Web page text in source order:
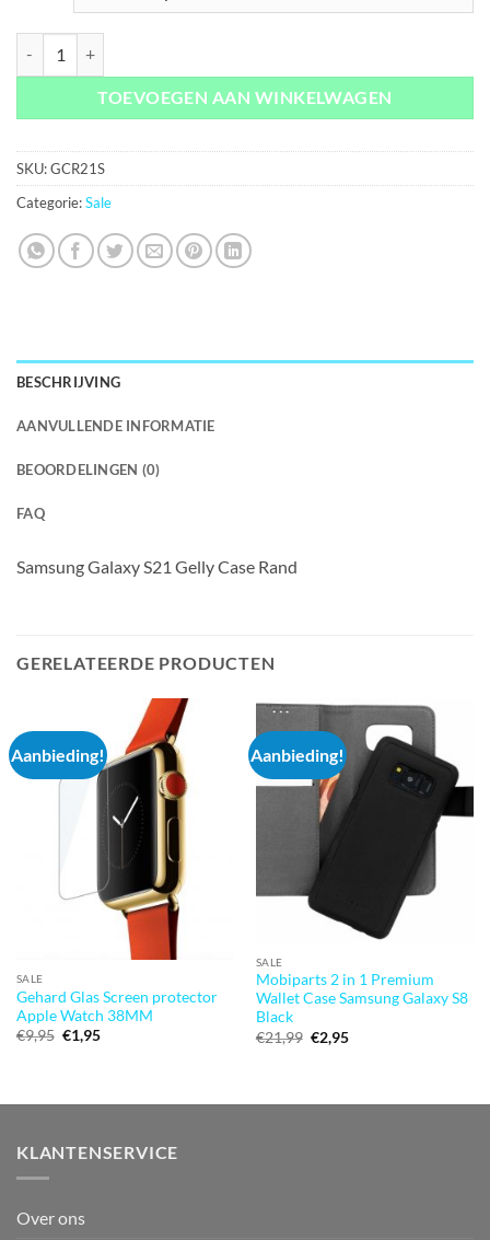
TOEVOEGEN AAN WINKELWAGEN
SKU:GCR21S
Categorie:Sale
BESCHRIJVING
AANVULLENDE INFORMATIE
BEOORDELINGEN (0)
FAQ
Samsung Galaxy S21 Gelly Case Rand
GERELATEERDE PRODUCTEN
Aanbieding!
SALE
Gehard Glas Screen protector
Apple Watch 38MM
€9,95 Oorspronkelijke
prijs
€1,95Huidige
Aanbieding!
SALE
Mobiparts 2 in 1 Premium
Wallet Case Samsung Galaxy S8
Black
€21,99 Oorspronkelijke
prijs
€2,95Huidige
KLANTENSERVICE
Over ons